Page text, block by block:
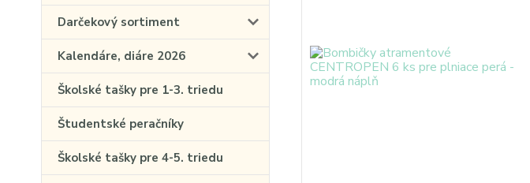
Darčekový sortiment
Kalendáre, diáre 2026
Školské tašky pre 1-3. triedu
Študentské peračníky
Školské tašky pre 4-5. triedu